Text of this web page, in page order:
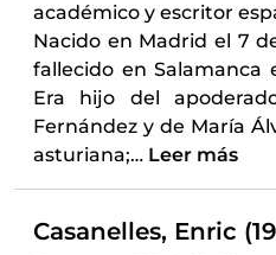
académico y escritor
Nacido en Madrid el 7
fallecido en Salamanca
Era hijo del
Fernández y de María
asturiana;… Leer más
Casanelles, Enric